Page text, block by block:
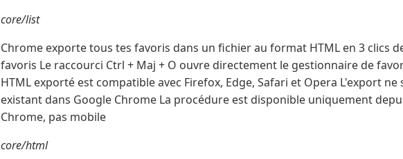
core/list
Chrome exporte tous tes favoris dans un fichier au format HTML en 3 clics
favoris Le raccourci Ctrl + Maj + O ouvre directement le gestionnaire de
HTML exporté est compatible avec Firefox, Edge, Safari et Opera L'export
existant dans Google Chrome La procédure est disponible uniquement
Chrome, pas mobile
core/html